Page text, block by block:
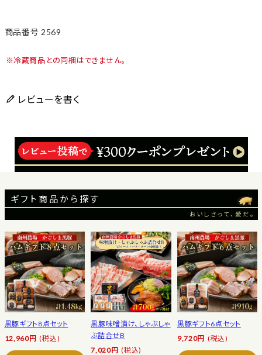
商品番号 2569
冷蔵商品との同梱はできません。
レビューを書く
ギフト商品から探す
おいしさって、愛だ。
黒豚ギフト8点セット
12,960円 (税込)
黒豚味噌漬け、しゃぶしゃ
ぶ詰合せB
7,020円 (税込)
黒豚ギフト6点セット
9,720円 (税込)